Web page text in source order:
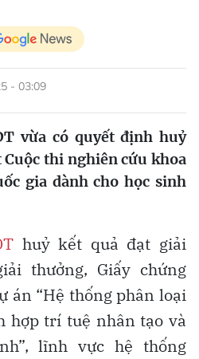
- 03:09
vừa có quyết định huỷ
thi nghiên cứu khoa
gia dành cho học sinh
huỷ kết quả đạt giải
thưởng, Giấy chứng
án “Hệ thống phân loại
hợp trí tuệ nhân tạo và
lĩnh vực hệ thống